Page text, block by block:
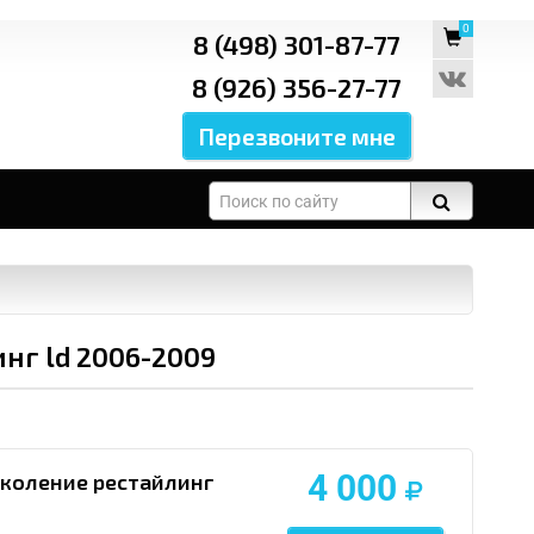
8 (498) 301-87-77
8 (926) 356-27-77
0
ld 2006-2009
рестайлинг 4 000